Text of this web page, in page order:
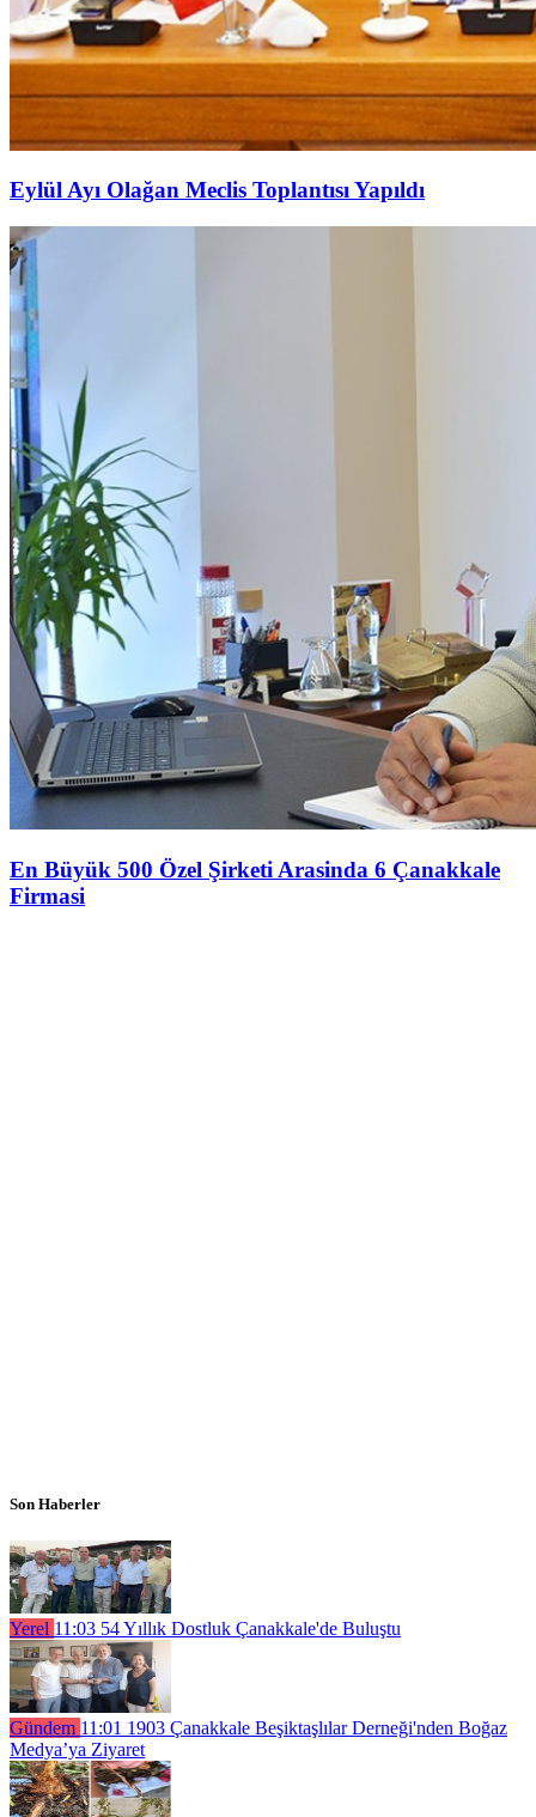
Eylül Ayı Olağan Meclis Toplantısı Yapıldı
En Büyük 500 Özel Şirketi Arasinda 6 Çanakkale
Firmasi
Son Haberler
Yerel 11:03 54 Yıllık Dostluk Çanakkale'de Buluştu
Gündem 11:01 1903 Çanakkale Beşiktaşlılar Derneği'nden Boğaz
Medya’ya Ziyaret